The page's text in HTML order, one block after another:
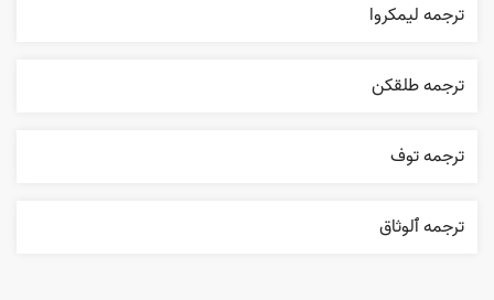
ترجمه ليمکروا
ترجمه طلقکن
ترجمه توف
ترجمه ٱلوثاق